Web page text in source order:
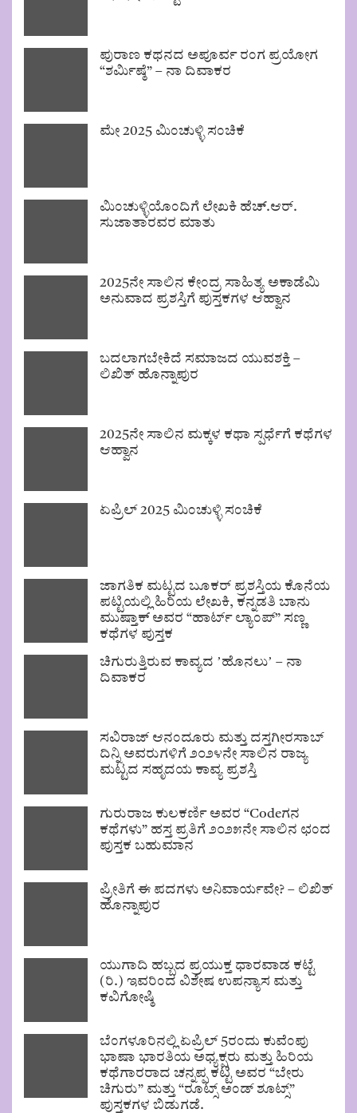
ಪುರಾಣ ಕಥನದ ಅಪೂರ್ವ ರಂಗ ಪ್ರಯೋಗ
“ಶರ್ಮಿಷ್ಠೆ” – ನಾ ದಿವಾಕರ
ಮೇ 2025 ಮಿಂಚುಳ್ಳಿ ಸಂಚಿಕೆ
ಮಿಂಚುಳ್ಳಿಯೊಂದಿಗೆ ಲೇಖಕಿ ಹೆಚ್.ಆರ್.
ಸುಜಾತಾರವರ ಮಾತು
2025ನೇ ಸಾಲಿನ ಕೇಂದ್ರ ಸಾಹಿತ್ಯ ಅಕಾಡೆಮಿ
ಅನುವಾದ ಪ್ರಶಸ್ತಿಗೆ ಪುಸ್ತಕಗಳ ಆಹ್ವಾನ
ಬದಲಾಗಬೇಕಿದೆ ಸಮಾಜದ ಯುವಶಕ್ತಿ –
ಲಿಖಿತ್ ಹೊನ್ನಾಪುರ
2025ನೇ ಸಾಲಿನ ಮಕ್ಕಳ ಕಥಾ ಸ್ಪರ್ಧೆಗೆ ಕಥೆಗಳ
ಆಹ್ವಾನ
ಏಪ್ರಿಲ್ 2025 ಮಿಂಚುಳ್ಳಿ ಸಂಚಿಕೆ
ಜಾಗತಿಕ ಮಟ್ಟದ ಬೂಕರ್ ಪ್ರಶಸ್ತಿಯ ಕೊನೆಯ
ಪಟ್ಟಿಯಲ್ಲಿ ಹಿರಿಯ ಲೇಖಕಿ, ಕನ್ನಡತಿ ಬಾನು
ಮುಷ್ತಾಕ್ ಅವರ “ಹಾರ್ಟ್ ಲ್ಯಾಂಪ್” ಸಣ್ಣ
ಕಥೆಗಳ ಪುಸ್ತಕ
ಚಿಗುರುತ್ತಿರುವ ಕಾವ್ಯದ ʼಹೊನಲುʼ – ನಾ
ದಿವಾಕರ
ಸವಿರಾಜ್ ಆನಂದೂರು ಮತ್ತು ದಸ್ತಗೀರಸಾಬ್
ದಿನ್ನಿ ಅವರುಗಳಿಗೆ ೨೦೨೪ನೇ ಸಾಲಿನ ರಾಜ್ಯ
ಮಟ್ಟದ ಸಹೃದಯ ಕಾವ್ಯ ಪ್ರಶಸ್ತಿ
ಗುರುರಾಜ ಕುಲಕರ್ಣಿ ಅವರ “Codeಗನ
ಕಥೆಗಳು” ಹಸ್ತ ಪ್ರತಿಗೆ ೨೦೨೫ನೇ ಸಾಲಿನ ಛಂದ
ಪುಸ್ತಕ ಬಹುಮಾನ
ಪ್ರೀತಿಗೆ ಈ ಪದಗಳು ಅನಿವಾರ್ಯವೇ? – ಲಿಖಿತ್
ಹೊನ್ನಾಪುರ
ಯುಗಾದಿ ಹಬ್ಬದ ಪ್ರಯುಕ್ತ ಧಾರವಾಡ ಕಟ್ಟೆ
(ರಿ.) ಇವರಿಂದ ವಿಶೇಷ ಉಪನ್ಯಾಸ ಮತ್ತು
ಕವಿಗೋಷ್ಠಿ
ಬೆಂಗಳೂರಿನಲ್ಲಿ ಏಪ್ರಿಲ್ 5ರಂದು ಕುವೆಂಪು
ಭಾಷಾ ಭಾರತಿಯ ಅಧ್ಯಕ್ಷರು ಮತ್ತು ಹಿರಿಯ
ಕಥೆಗಾರರಾದ ಚನ್ನಪ್ಪ ಕಟ್ಟಿ ಅವರ “ಬೇರು
ಚಿಗುರು” ಮತ್ತು “ರೂಟ್ಸ್ ಅಂಡ್ ಶೂಟ್ಸ್”
ಪುಸ್ತಕಗಳ ಬಿಡುಗಡೆ.